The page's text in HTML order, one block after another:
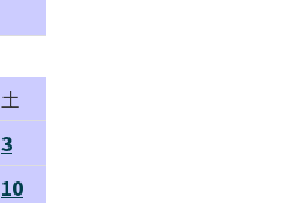
土
3
10